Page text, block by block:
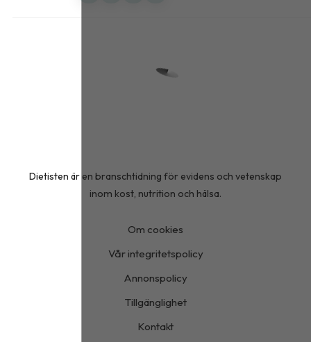
Dietisten är en branschtidning för evidens och vetenskap
inom kost, nutrition och hälsa.
Om cookies
Vår integritetspolicy
Annonspolicy
Tillgänglighet
Kontakt